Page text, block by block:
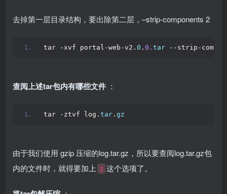
去掉第一层目录结构，要出除第二层，–strip-components 2
tar -xvf portal-web-v2. 0 . 0. tar --strip-
查阅上述tar包内有哪些文件 ：
tar -ztvf log. tar . gz
由于我们使用 gzip 压缩的log.tar.gz，所以要查阅log.tar.gz包
内的文件时，就得要加上 z 这个选项了。